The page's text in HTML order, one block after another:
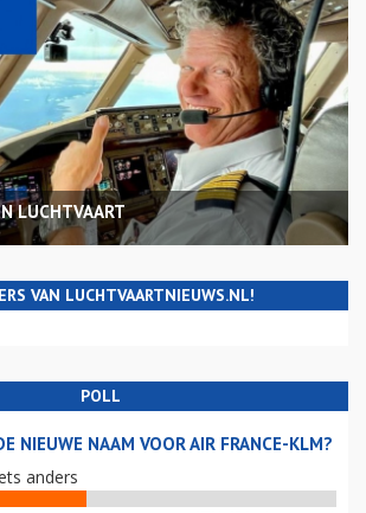
LUCHTVAART
VAN LUCHTVAARTNIEUWS.NL!
POLL
NIEUWE NAAM VOOR AIR FRANCE-KLM?
anders